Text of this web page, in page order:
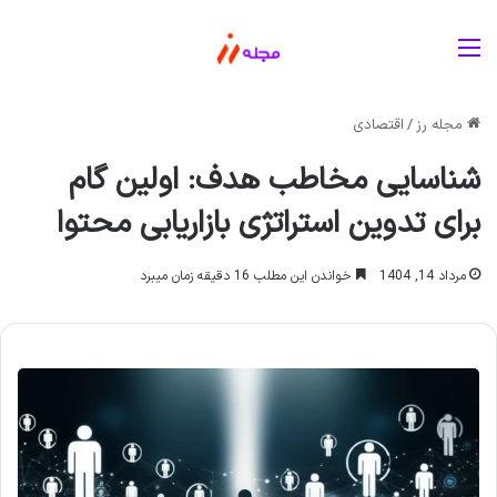
مجله رز/ اقتصادی
شناسایی مخاطب هدف: اولین گام
برای تدوین استراتژی بازاریابی محتوا
مرداد 14, 1404 خواندن این مطلب 16 دقیقه زمان میبرد